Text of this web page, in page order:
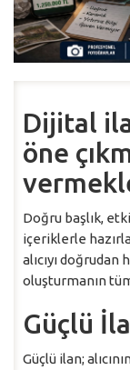
Dijital
öne
Doğru başlık,
içeriklerle
alıcıyı
oluşturmanın
Güçlü
Güçlü ilan;